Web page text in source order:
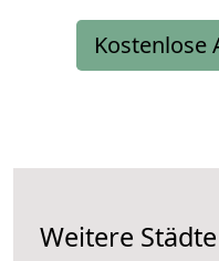
Kostenlose
Weitere